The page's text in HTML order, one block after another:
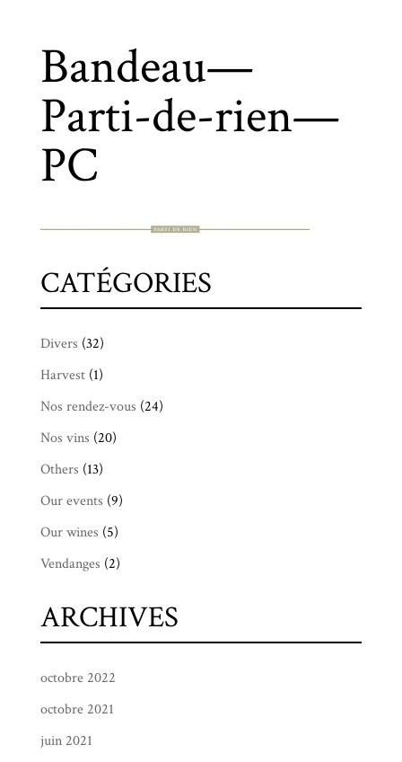
Bandeau—
Parti-de-rien—
PC
CATÉGORIES
Divers (32)
Harvest(1)
Nos rendez-vous (24)
Nos vins (20)
Others (13)
Our events (9)
Our wines (5)
Vendanges (2)
ARCHIVES
octobre 2022
octobre 2021
juin 2021